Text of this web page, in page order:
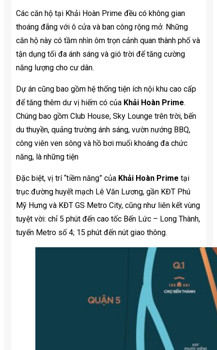
Các căn hộ tại Khải Hoàn Prime đều có không gian
thoáng đãng với ô cửa và ban công rộng mở. Những
căn hộ này có tầm nhìn ôm trọn cảnh quan thành phố và
tận dụng tối đa ánh sáng và gió trời để tăng cường
năng lượng cho cư dân.
Dự án cũng bao gồm hệ thống tiện ích nội khu cao cấp
để tăng thêm dư vị hiếm có của Khải Hoàn Prime.
Chúng bao gồm Club House, Sky Lounge trên trời, bến
du thuyền, quảng trường ánh sáng, vườn nướng BBQ,
công viên ven sông và hồ bơi muối khoáng đa chức
năng, là những tiện
Đặc biệt, vị trí “tiềm năng” của Khải Hoàn Prime tại
trục đường huyết mạch Lê Văn Lương, gần KĐT Phú
Mỹ Hưng và KĐT GS Metro City, cũng như liên kết vùng
tuyệt vời: chỉ 5 phút đến cao tốc Bến Lức – Long Thành,
tuyến Metro số 4; 15 phút đến nút giao thông.